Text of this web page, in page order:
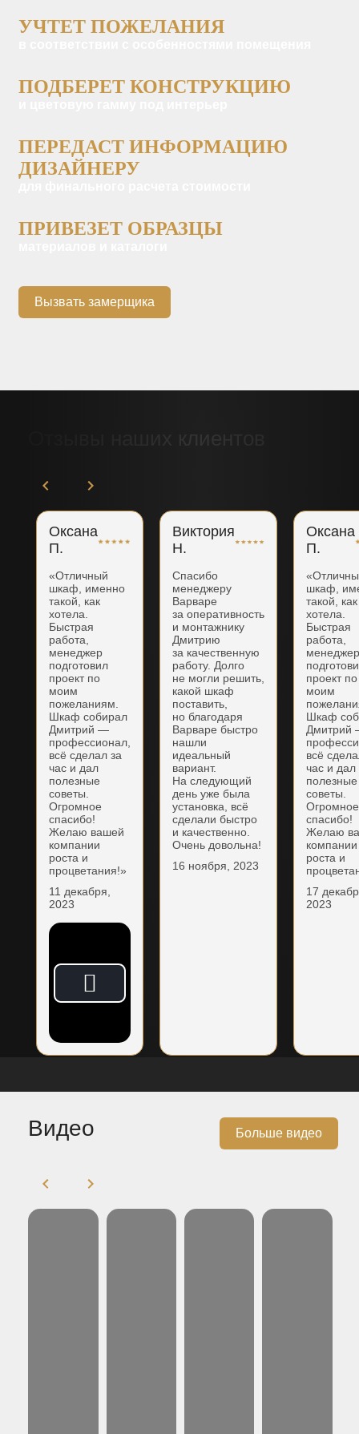
УЧТЕТ ПОЖЕЛАНИЯ
ПОДБЕРЕТ КОНСТРУКЦИЮ
ПЕРЕДАСТ ИНФОРМАЦИЮ
ДИЗАЙНЕРУ
ПРИВЕЗЕТ ОБРАЗЦЫ
Вызвать замерщика
Оксана
П.
«Отличный
шкаф, именно
такой, как
хотела.
Быстрая
работа,
менеджер
подготовил
проект по
моим
пожеланиям.
Шкаф собирал
Дмитрий —
профессионал,
всё сделал за
час и дал
полезные
советы.
Огромное
спасибо!
Желаю вашей
компании
роста и
процветания!»
11 декабря,
2023
Виктория
Н.
Спасибо
менеджеру
Варваре
за оперативность
и монтажнику
Дмитрию
за качественную
работу. Долго
не могли решить,
какой шкаф
поставить,
но благодаря
Варваре быстро
нашли
идеальный
вариант.
На следующий
день уже была
установка, всё
сделали быстро
и качественно.
Очень довольна!
16 ноября, 2023
Оксана
П.
шкаф,
такой, как
хотела.
Быстрая
работа,
проект по
моим
Шкаф
Дмитрий
всё
час и дал
полезные
советы.
Огромное
спасибо!
Желаю
компании
роста и
17
2023
Видео Больше видео